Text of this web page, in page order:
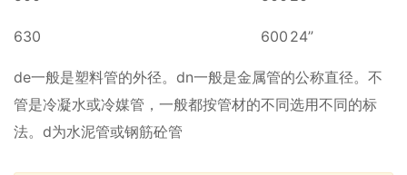
630 600 24”
de一般是塑料管的外径。dn一般是金属管的公称直径。不
管是冷凝水或冷媒管，一般都按管材的不同选用不同的标
法。d为水泥管或钢筋砼管